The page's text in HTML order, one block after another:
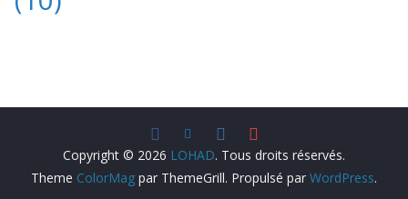
Copyright © 2026 LOHAD. Tous droits réservés.
Theme ColorMag par ThemeGrill. Propulsé par WordPress.